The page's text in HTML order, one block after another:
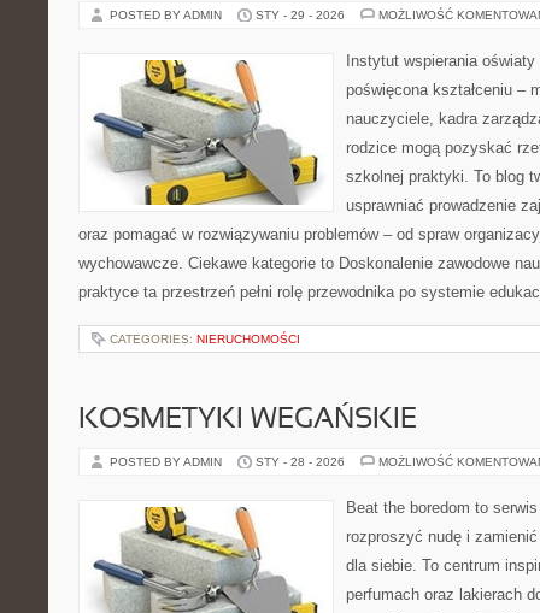
POSTED BY ADMIN STY - 29 - 2026 MOŻLIWOŚĆ
Instytut wspierania
poświęcona kształceniu –
nauczyciele, kadra
rodzice mogą pozyskać
szkolnej praktyki. To blog
usprawniać prowadzenie
oraz pomagać w rozwiązywaniu problemów – od spraw
wychowawcze. Ciekawe kategorie to Doskonalenie zawodowe
praktyce ta przestrzeń pełni rolę przewodnika po systemie
CATEGORIES: NIERUCHOMOŚCI
KOSMETYKI WEGAŃSKIE
POSTED BY ADMIN STY - 28 - 2026 MOŻLIWOŚĆ
Beat the boredom to
rozproszyć nudę i
dla siebie. To centrum
perfumach oraz lakierach